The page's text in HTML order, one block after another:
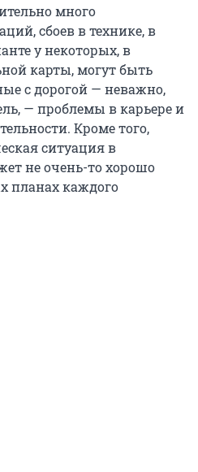
много
сбоев в технике, в
у некоторых, в
карты, могут быть
с дорогой — неважно,
— проблемы в карьере и
Кроме того,
ситуация в
не очень-то хорошо
планах каждого